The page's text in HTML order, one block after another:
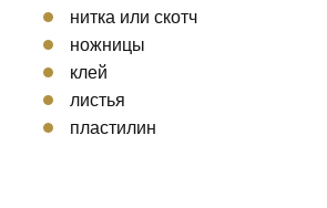
нитка или скотч
ножницы
клей
листья
пластилин